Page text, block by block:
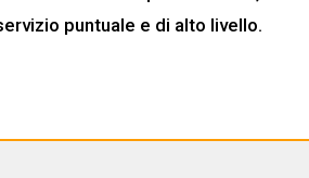
puntuale e di alto livello.